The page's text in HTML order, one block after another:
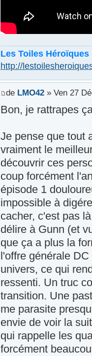
Les Toiles Héroïques
http://
de LMO42» Ven 27
Bon, je rattrapes
Je pense que tout
vraiment le
découvrir ces
coup forcément
épisode 1
impossible à
cacher, c'est pas
délire à Gunn (et
que ça a plus la
l'offre générale
univers, ce qui
ressenti. Un truc
transition. Une
me parasite
envie de voir la
qui rappelle les
forcément